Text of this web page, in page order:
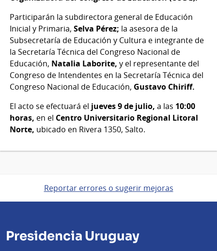
Participarán la subdirectora general de Educación
Inicial y Primaria, Selva Pérez; la asesora de la
Subsecretaría de Educación y Cultura e integrante de
la Secretaría Técnica del Congreso Nacional de
Educación, Natalia Laborite, y el representante del
Congreso de Intendentes en la Secretaría Técnica del
Congreso Nacional de Educación, Gustavo Chiriff.
El acto se efectuará el jueves 9 de julio, a las 10:00
horas, en el Centro Universitario Regional Litoral
Norte, ubicado en Rivera 1350, Salto.
Reportar errores o sugerir mejoras
Presidencia Uruguay